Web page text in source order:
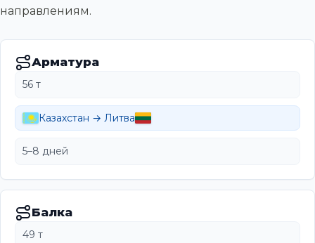
направлениям.
Арматура
56 т
Казахстан → Литва
5–8 дней
Балка
49 т